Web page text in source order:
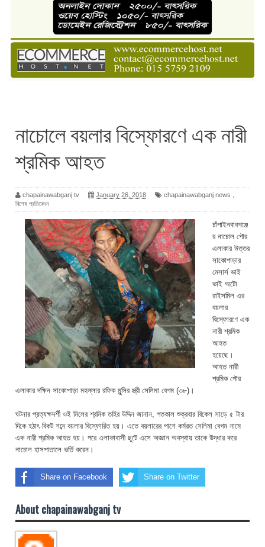
নাচোলে বয়লার বিস্ফোরণে এক নারী
শ্রমিক আহত
chapainawabganj tv January 26, 2018 chapainawabganj news
বিশেষ প্রতিবেদন
চাঁপাইনবাবগঞ্জে
র নাচোল পৌর
এলাকার উত্তর
সাকোপাড়ার
মেসার্স ভাই
ভাই অটো
রাইসমিল এর
বয়লার
বিস্ফোরণে এক
নারী শ্রমিক
আহত
হয়েছে।
আহত নারী
শ্রমিক পৌর
এলাকার দক্ষিন সাকোপাড়া মহল্লার রফিক মুন্সির স্ত্রী সেলিমা বেগম (৩৮)।
ঘটনার প্রত্যক্ষদর্শী ওই মিলের শ্রমিক তহির উদ্দিন জানান, গতকাল শুক্রবার বিকেল সাড়ে ৫ টার
দিকে হঠাৎ বিকট শব্দে বয়লার বিস্ফোরিত হয়। এতে বয়লারের পাশে কর্মরত সেলিমা বেগম নামে
এক নারী শ্রমিক আহত হয়। পরে এলাকাবাসী ছুটে এসে অজ্ঞান অবস্থায় তাকে উদ্ধার করে
নাচোল হাসপাতালে ভর্তি করেন।
Share on Facebook Share on Twitter
About chapainawabganj tv